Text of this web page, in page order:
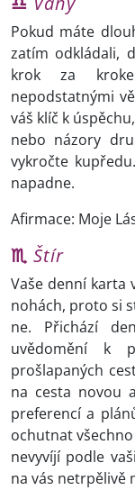
Pokud máte
zatím odkládali,
krok za
nepodstatnými
váš klíč k
nebo názory
vykročte
napadne.
Afirmace: Moje
♏ Štír
Vaše denní karta
nohách, proto si
ne. Přichází
uvědomění k
prošlapaných
na cesta novou
preferencí a
ochutnat
nevyvíjí podle
na vás netrpělivě